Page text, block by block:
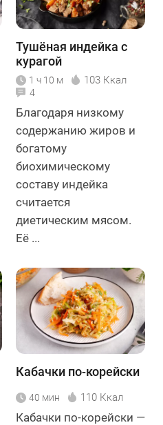
Тушёная индейка с
курагой
1 ч 10 м 103 Ккал
4
Благодаря низкому
содержанию жиров и
богатому
биохимическому
составу индейка
считается
диетическим мясом.
Её ...
Кабачки по-корейски
40 мин 110 Ккал
Кабачки по-корейски —